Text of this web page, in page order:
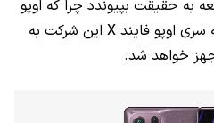
به حقیقت بپیوندد چرا که اوپو
اوپو فایند X این شرکت به
خواهد شد.